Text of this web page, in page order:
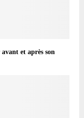
et après son